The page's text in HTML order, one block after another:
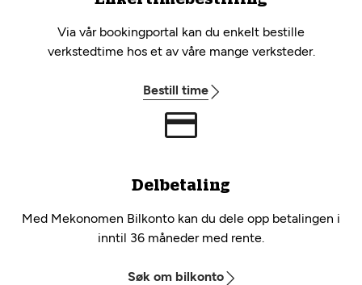
Via vår bookingportal kan du enkelt bestille
verkstedtime hos et av våre mange verksteder.
Bestill time
Delbetaling
Med Mekonomen Bilkonto kan du dele opp betalingen i
inntil 36 måneder med rente.
Søk om bilkonto